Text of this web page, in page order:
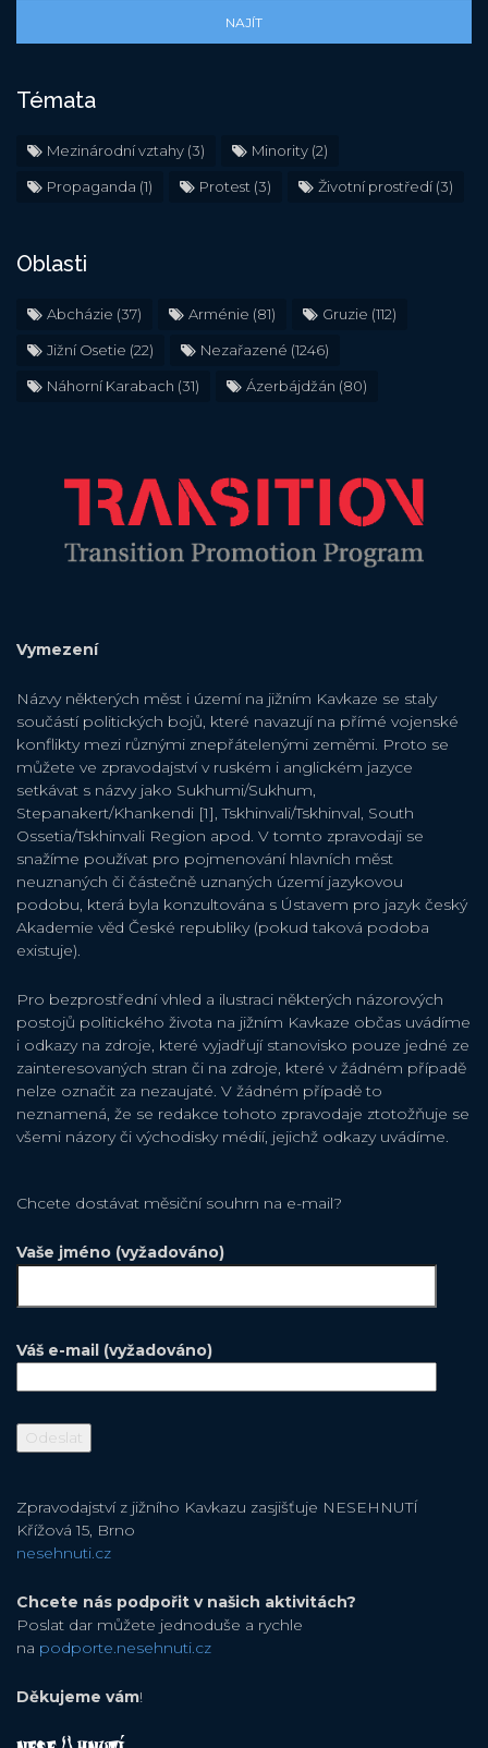
NAJÍT
Témata
Mezinárodní vztahy (3) Minority (2)
Propaganda (1) Protest (3) Životní prostředí(3)
Oblasti
Abcházie (37) Arménie (81) Gruzie (112)
Jižní Osetie (22) Nezařazené (1246)
Náhorní Karabach (31) Ázerbájdžán (80)
Vymezení
Názvy některých měst i území na jižním Kavkaze se staly
součástí politických bojů, které navazují na přímé vojenské
konflikty mezi různými znepřátelenými zeměmi. Proto se
můžete ve zpravodajství v ruském i anglickém jazyce
setkávat s názvy jako Sukhumi/Sukhum,
Stepanakert/Khankendi [1], Tskhinvali/Tskhinval, South
Ossetia/Tskhinvali Region apod. V tomto zpravodaji se
snažíme používat pro pojmenování hlavních měst
neuznaných či částečně uznaných území jazykovou
podobu, která byla konzultována s Ústavem pro jazyk český
Akademie věd České republiky (pokud taková podoba
existuje).
Pro bezprostřední vhled a ilustraci některých názorových
postojů politického života na jižním Kavkaze občas uvádíme
i odkazy na zdroje, které vyjadřují stanovisko pouze jedné ze
zainteresovaných stran či na zdroje, které v žádném případě
nelze označit za nezaujaté. V žádném případě to
neznamená, že se redakce tohoto zpravodaje ztotožňuje se
všemi názory či východisky médií, jejichž odkazy uvádíme.
Chcete dostávat měsiční souhrn na e-mail?
Vaše jméno (vyžadováno)
Váš e-mail (vyžadováno)
Zpravodajství z jižního Kavkazu zasjišťuje NESEHNUTÍ
Křížová 15, Brno
nesehnuti.cz
Chcete nás podpořit v našich aktivitách?
Poslat dar můžete jednoduše a rychle
na podporte.nesehnuti.cz
Děkujeme vám!